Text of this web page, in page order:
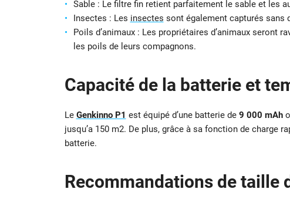
Sable : Le filtre fin retient parfaitement le sable et les
Insectes : Les insectes sont également capturés sans
Poils d’animaux : Les propriétaires d’animaux seront
les poils de leurs compagnons.
Capacité de la batterie et
Le Genkinno P1 est équipé d’une batterie de 9 000 mAh
jusqu’a 150 m2. De plus, grâce à sa fonction de charge
batterie.
Recommandations de taille